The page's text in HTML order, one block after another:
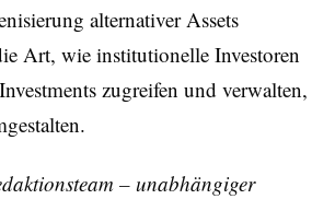
alternativer Assets
Art, wie institutionelle Investoren
zugreifen und verwalten,
– unabhängiger